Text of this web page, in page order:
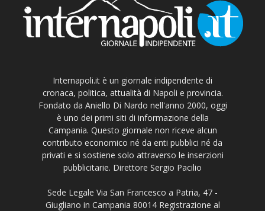
Internapoli.it è un giornale indipendente di
cronaca, politica, attualità di Napoli e provincia.
Fondato da Aniello Di Nardo nell'anno 2000, oggi
è uno dei primi siti di informazione della
Campania. Questo giornale non riceve alcun
contributo economico né da enti pubblici né da
privati e si sostiene solo attraverso le inserzioni
pubblicitarie. Direttore Sergio Pacilio
Sede Legale Via San Francesco a Patria, 47 -
Giugliano in Campania 80014 Registrazione al